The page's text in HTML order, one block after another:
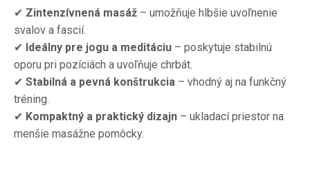
✔ Zintenzívnená masáž – umožňuje hlbšie uvoľnenie
svalov a fascií.
✔ Ideálny pre jogu a meditáciu – poskytuje stabilnú
oporu pri pozíciách a uvoľňuje chrbát.
✔ Stabilná a pevná konštrukcia – vhodný aj na funkčný
tréning.
✔ Kompaktný a praktický dizajn – ukladací priestor na
menšie masážne pomôcky.